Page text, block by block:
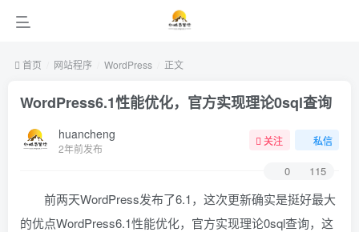
首页 网站程序 WordPress 正文
WordPress6.1性能优化，官方实现理论0sql查询
huancheng
2年前发布
关注 私信
0 115
前两天WordPress发布了6.1，这次更新确实是挺好最大
的优点WordPress6.1性能优化，官方实现理论0sql查询，这